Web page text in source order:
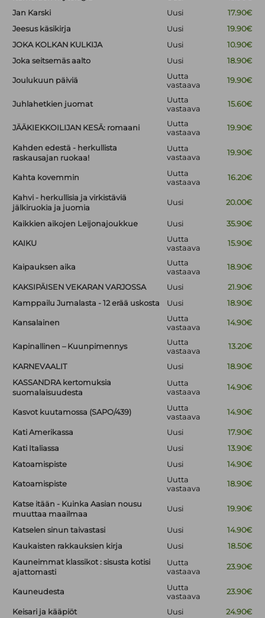
Jan Karski
Uusi
17.90€
Jeesus käsikirja
Uusi
19.90€
JOKA KOLKAN KULKIJA
Uusi
10.90€
Joka seitsemäs aalto
Uusi 18.90€
Joulukuun päiviä
Uutta
vastaava
19.90€
Juhlahetkien juomat
Uutta
vastaava
15.60€
JÄÄKIEKKOILIJAN KESÄ: romaani
Uutta
vastaava
19.90€
Kahden edestä - herkullista
raskausajan ruokaa!
Uutta
vastaava
19.90€
Kahta kovemmin
Uutta
vastaava
16.20€
Kahvi - herkullisia ja virkistäviä
jälkiruokia ja juomia
Uusi 20.00€
Kaikkien aikojen Leijonajoukkue Uusi 35.90€
KAIKU
Uutta
vastaava
15.90€
Kaipauksen aika
Uutta
vastaava
18.90€
KAKSIPÄISEN VEKARAN VARJOSSA Uusi
21.90€
Kamppailu Jumalasta - 12 erää uskosta
Uusi 18.90€
Kansalainen
Uutta
vastaava
14.90€
Kapinallinen – Kuunpimennys
Uutta
vastaava
13.20€
KARNEVAALIT Uusi
18.90€
KASSANDRA kertomuksia
suomalaisuudesta
Uutta
vastaava
14.90€
Kasvot kuutamossa (SAPO/439)
Uutta
vastaava
14.90€
Kati Amerikassa Uusi
17.90€
Kati Italiassa
Uusi
13.90€
Katoamispiste
Uusi 14.90€
Katoamispiste
Uutta
vastaava
18.90€
Katse itään - Kuinka Aasian nousu
muuttaa maailmaa
Uusi 19.90€
Katselen sinun taivastasi Uusi
14.90€
Kaukaisten rakkauksien kirja
Uusi
18.50€
Kauneimmat klassikot : sisusta kotisi
ajattomasti
Uutta
vastaava
23.90€
Kauneudesta
Uutta
vastaava
23.90€
Keisari ja kääpiöt Uusi
24.90€